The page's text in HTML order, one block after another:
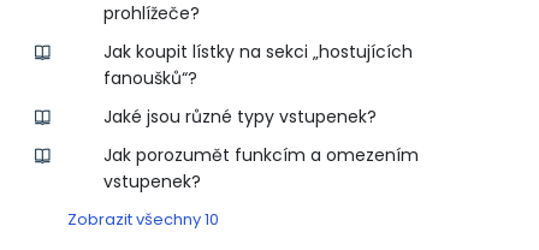
prohlížeče?
Jak koupit lístky na sekci „hostujících
fanoušků“?
Jaké jsou různé typy vstupenek?
Jak porozumět funkcím a omezením
vstupenek?
Zobrazit všechny 10